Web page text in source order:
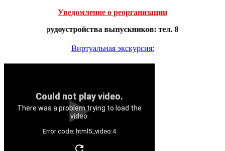
Уведомление о реорганизации
трудоустройства выпускников: тел. 8-495-529-62-32
Виртуальная экскурсия:
Could not play video.
There was a problem trying to load the
video.
Error code: html5_video:4